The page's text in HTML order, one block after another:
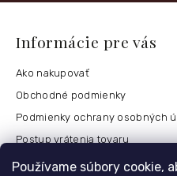
Používame súbory cookie,
Informácie pre vás
Ako nakupovať
Obchodné podmienky
Podmienky ochrany osobných
Postup vrátenia tovaru
Česko